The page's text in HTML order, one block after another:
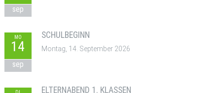
sep
MO
14
sep
SCHULBEGINN
Montag, 14. September 2026
ELTERNABEND 1. KLASSEN